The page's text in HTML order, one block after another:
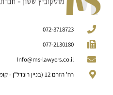
072-3718723
077-2130180
Info@ms-lawyers.co.il
רח' הזרם 12 (בניין רונדל"ן - קומה 5), ת.ד. 353, קדימה 6092000